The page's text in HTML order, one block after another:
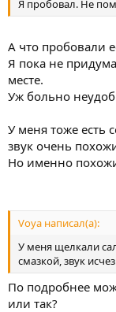
Я пробовал. Не
А что пробовали
Я пока не
месте.
Уж больно
У меня тоже есть
звук очень
Но именно
Voya написал(а):
У меня щелкали
смазкой, звук
По подробнее
или так?